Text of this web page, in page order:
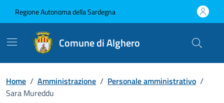
Regione Autonoma della Sardegna
Comune di Alghero
Home / Amministrazione / Personale amministrativo /
Sara Mureddu